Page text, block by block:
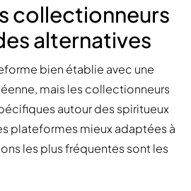
collectionneurs
alternatives
bien établie avec une
mais les collectionneurs
autour des spiritueux
plateformes mieux adaptées à
les plus fréquentes sont les